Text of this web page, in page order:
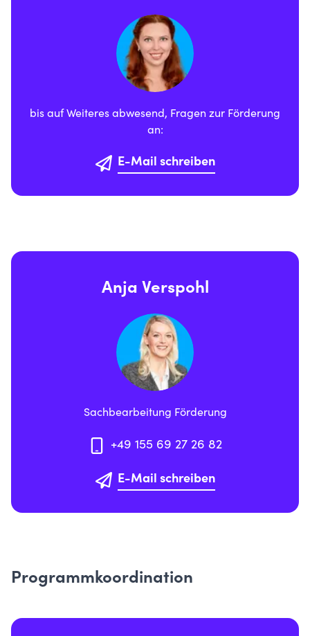
bis auf Weiteres abwesend, Fragen zur Förderung
an:
E-Mail schreiben
Anja Verspohl
Sachbearbeitung Förderung
+49 155 69 27 26 82
E-Mail schreiben
Programmkoordination